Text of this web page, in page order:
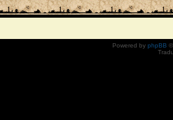
Powered by phpBB